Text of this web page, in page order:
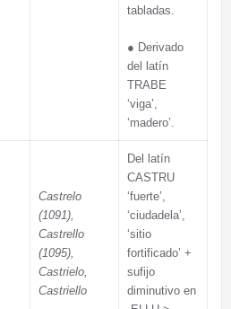
tabladas.
● Derivado
del latín
TRABE
‘viga’,
‘madero’.
Castrelo
(1091),
Castrello
(1095),
Castrielo,
Castriello
Del latín
CASTRU
‘fuerte’,
‘ciudadela’,
‘sitio
fortificado’ +
sufijo
diminutivo en